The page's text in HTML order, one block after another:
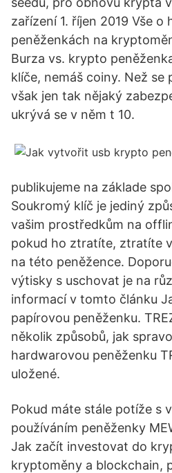
zařízení 1. říjen 2019 Vše o
peněženkách na
Burza vs. krypto
klíče, nemáš coiny. Než se
však jen tak nějaký
ukrývá se v něm t 10.
publikujeme na základe
Soukromý klíč je jediný
vašim prostředkům na
pokud ho ztratíte, ztratíte
na této peněžence.
výtisky s uschovat je na
informací v tomto článku
papírovou peněženku.
několik způsobů, jak
hardwarovou peněženku
uložené.
Pokud máte stále potíže s
používáním peněženky
Jak začít investovat do
kryptoměny a blockchain,